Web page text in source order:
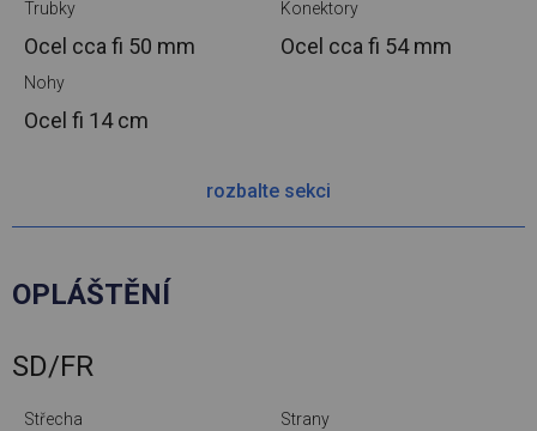
Trubky
Ocel ccafi 50 mm
Konektory
Ocel ccafi 54 mm
Nohy
Ocel fi 14 cm
rozbalte sekci
OPLÁŠTĚNÍ
SD/FR
Střecha Strany